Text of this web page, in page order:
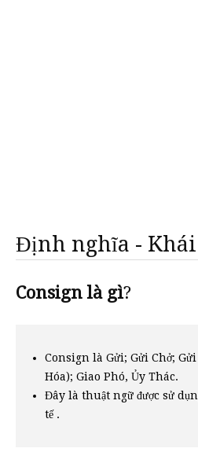
Định nghĩa -
Consign là gì?
Consign là Gửi; Gửi Chở;
Hóa); Giao Phó, Ủy Thác.
Đây là thuật ngữ được sử
tế .